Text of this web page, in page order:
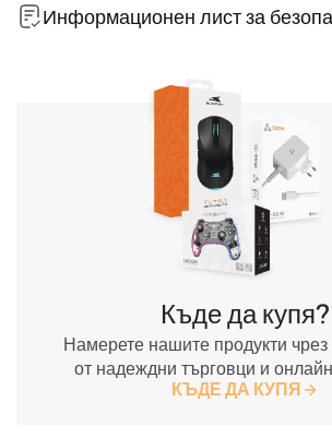
Информационен лист за
Намерете нашите продукти
от надеждни търговци и
Къде да купя?
КЪДЕ ДА КУПЯ